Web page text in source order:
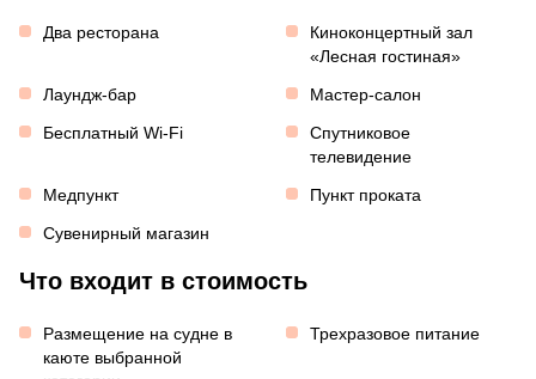
Два ресторана
Киноконцертный зал
«Лесная гостиная»
Лаундж-бар
Мастер-салон
Бесплатный Wi-Fi
Спутниковое
телевидение
Медпункт
Пункт проката
Сувенирный магазин
Что входит в стоимость
Размещение на судне в
каюте выбранной
Трехразовое питание